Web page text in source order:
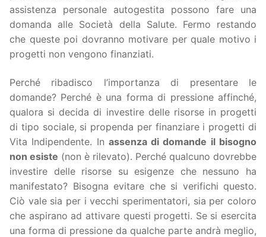
assistenza personale autogestita possono fare una
domanda alle Società della Salute. Fermo restando
che queste poi dovranno motivare per quale motivo i
progetti non vengono finanziati.
Perché ribadisco l’importanza di presentare le
domande? Perché è una forma di pressione affinché,
qualora si decida di investire delle risorse in progetti
di tipo sociale, si propenda per finanziare i progetti di
Vita Indipendente. In assenza di domande il bisogno
non esiste (non è rilevato). Perché qualcuno dovrebbe
investire delle risorse su esigenze che nessuno ha
manifestato? Bisogna evitare che si verifichi questo.
Ciò vale sia per i vecchi sperimentatori, sia per coloro
che aspirano ad attivare questi progetti. Se si esercita
una forma di pressione da qualche parte andrà meglio,